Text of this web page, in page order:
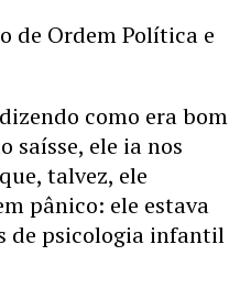
de Ordem Política e
como era bom
saísse, ele ia nos
talvez, ele
pânico: ele estava
de psicologia infantil